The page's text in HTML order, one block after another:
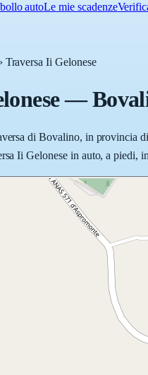
autoLe mie scadenze
› Traversa Ii Gelonese
—
di Bovalino, in provincia
Ii Gelonese in auto, a